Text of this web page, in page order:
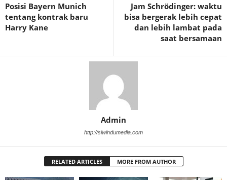
Posisi Bayern Munich
tentang kontrak baru
Harry Kane
Jam Schrödinger: waktu
bisa bergerak lebih cepat
dan lebih lambat pada
saat bersamaan
Admin
http://siwindumedia.com
RELATED ARTICLES MORE FROM AUTHOR